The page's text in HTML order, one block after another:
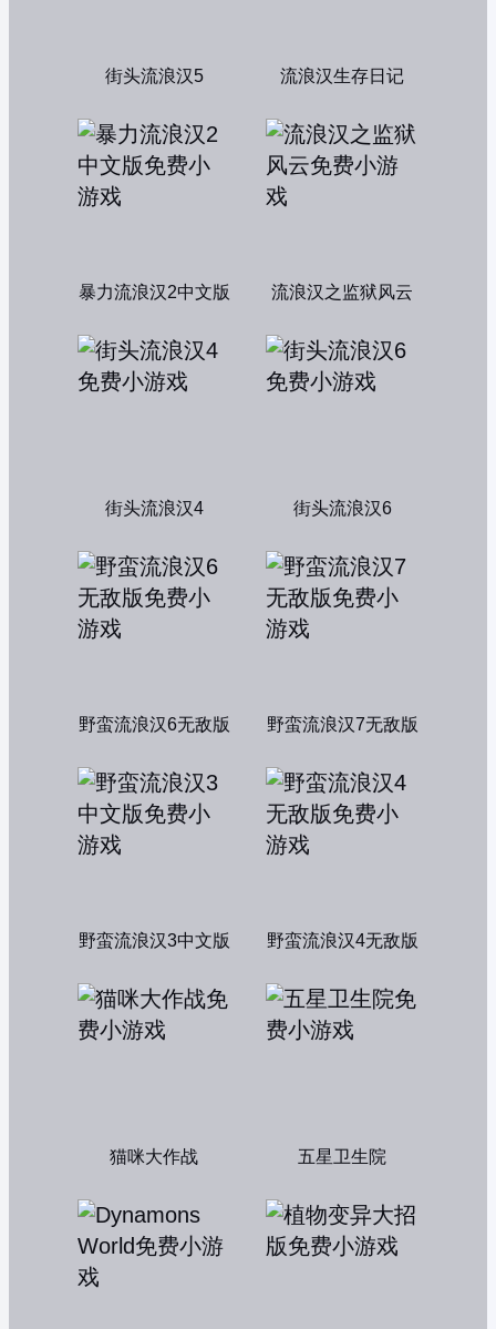
街头流浪汉5 流浪汉生存日记
暴力流浪汉2中文版 流浪汉之监狱风云
街头流浪汉4 街头流浪汉6
野蛮流浪汉6无敌版 野蛮流浪汉7无敌版
野蛮流浪汉3中文版 野蛮流浪汉4无敌版
猫咪大作战 五星卫生院